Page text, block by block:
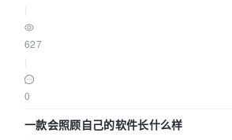
627
0
一款会照顾自己的软件长什么样